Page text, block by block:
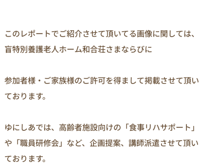
このレポートでご紹介させて頂いてる画像に関しては、
盲特別養護老人ホーム和合荘さまならびに
参加者様・ご家族様のご許可を得まして掲載させて頂い
ております。
ゆにしあでは、高齢者施設向けの「食事リハサポート」
や「職員研修会」など、企画提案、講師派遣させて頂い
ております。